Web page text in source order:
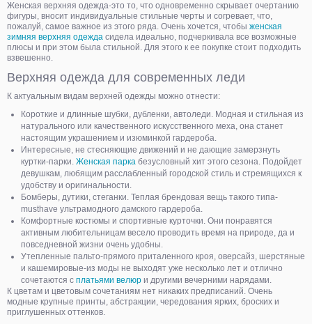
Женская верхняя одежда-это то, что одновременно скрывает очертанию
фигуры, вносит индивидуальные стильные черты и согревает, что,
пожалуй, самое важное из этого ряда. Очень хочется, чтобы женская
зимняя верхняя одежда сидела идеально, подчеркивала все возможные
плюсы и при этом была стильной. Для этого к ее покупке стоит подходить
взвешенно.
Верхняя одежда для современных леди
К актуальным видам верхней одежды можно отнести:
Короткие и длинные шубки, дубленки, автоледи. Модная и стильная из
натурального или качественного искусственного меха, она станет
настоящим украшением и изюминкой гардероба.
Интересные, не стесняющие движений и не дающие замерзнуть
куртки-парки. Женская парка безусловный хит этого сезона. Подойдет
девушкам, любящим расслабленный городской стиль и стремящихся к
удобству и оригинальности.
Бомберы, дутики, стеганки. Теплая брендовая вещь такого типа-
musthave ультрамодного дамского гардероба.
Комфортные костюмы и спортивные курточки. Они понравятся
активным любительницам весело проводить время на природе, да и
повседневной жизни очень удобны.
Утепленные пальто-прямого приталенного кроя, оверсайз, шерстяные
и кашемировые-из моды не выходят уже несколько лет и отлично
сочетаются с платьями велюр и другими вечерними нарядами.
К цветам и цветовым сочетаниям нет никаких предписаний. Очень
модные крупные принты, абстракции, чередования ярких, броских и
приглушенных оттенков.